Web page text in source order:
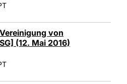
von
(12. Mai 2016)